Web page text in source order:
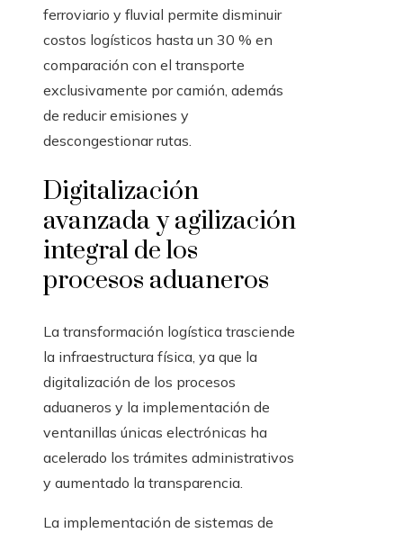
ferroviario y fluvial permite disminuir
costos logísticos hasta un 30 % en
comparación con el transporte
exclusivamente por camión, además
de reducir emisiones y
descongestionar rutas.
Digitalización
avanzada y agilización
integral de los
procesos aduaneros
La transformación logística trasciende
la infraestructura física, ya que la
digitalización de los procesos
aduaneros y la implementación de
ventanillas únicas electrónicas ha
acelerado los trámites administrativos
y aumentado la transparencia.
La implementación de sistemas de